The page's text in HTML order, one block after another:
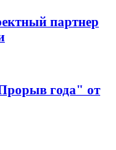
партнер
года" от